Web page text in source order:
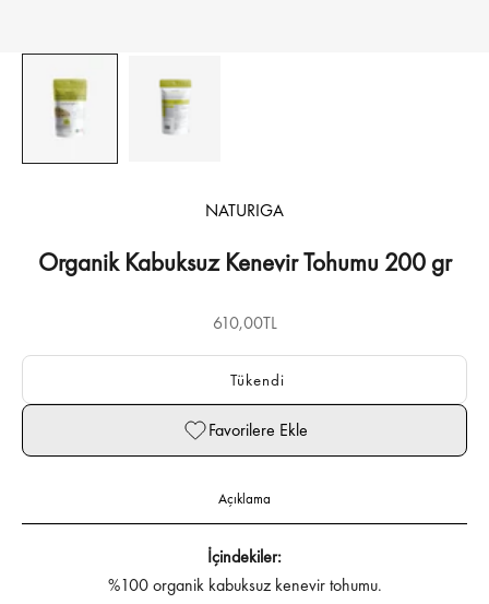
NATURIGA
Organik Kabuksuz Kenevir Tohumu 200 gr
İndirimli fiyat
610,00TL
Tükendi
Favorilere Ekle
Açıklama
İçindekiler:
%100 organik kabuksuz kenevir tohumu.